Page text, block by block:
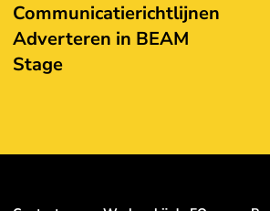
Communicatierichtlijnen
Adverteren in BEAM
Stage